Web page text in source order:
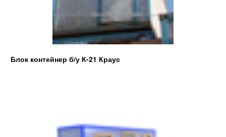
Блок контейнер б/у К-21 Краус